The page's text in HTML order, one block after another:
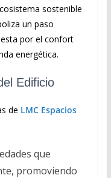
sostenible
un paso
por el confort
energética.
Edificio
de LMC Espacios
que
promoviendo